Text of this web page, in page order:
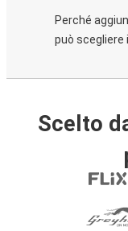
Perché
può scegliere
Scelto